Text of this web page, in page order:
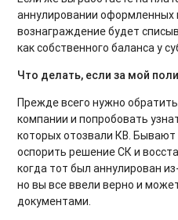
аннулировании оформленных
вознаграждение будет
как собственного баланса у
Что делать, если за мой
Прежде всего нужно
компании и попробовать
которых отозвали КВ.
оспорить решение СК и
когда тот был аннулирован
но вы все ввели верно и
документами.